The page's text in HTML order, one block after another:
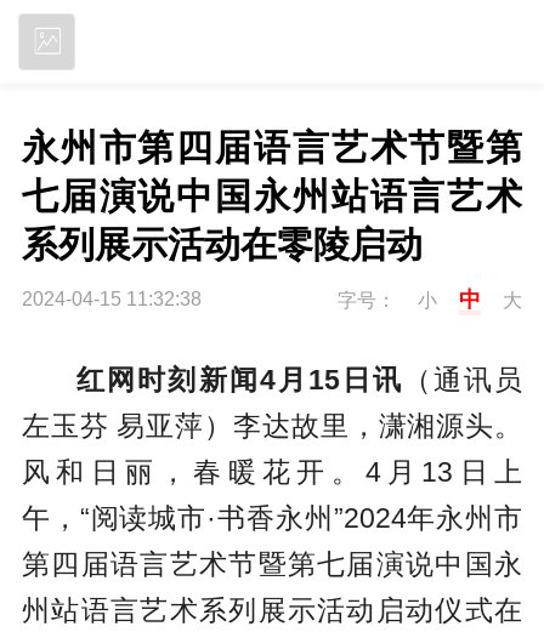
永州市第四届语言艺术节暨第
七届演说中国永州站语言艺术
系列展示活动在零陵启动
2024-04-15 11:32:38 字号： 小 中 大
红网时刻新闻4月15日讯 （通讯员
左玉芬 易亚萍）李达故里，潇湘源头。
风和日丽，春暖花开。4月13日上
午，“阅读城市·书香永州”2024年永州市
第四届语言艺术节暨第七届演说中国永
州站语言艺术系列展示活动启动仪式在